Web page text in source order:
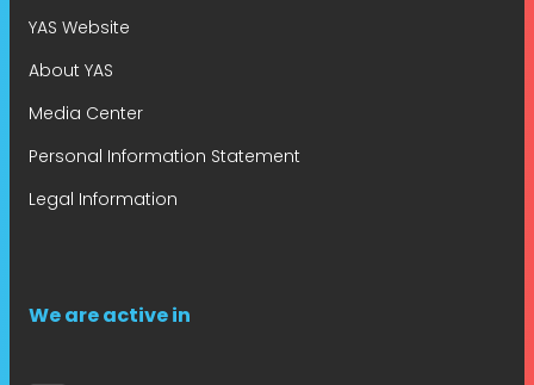
YAS Website
About YAS
Media Center
Personal Information Statement
Legal Information
We are active in